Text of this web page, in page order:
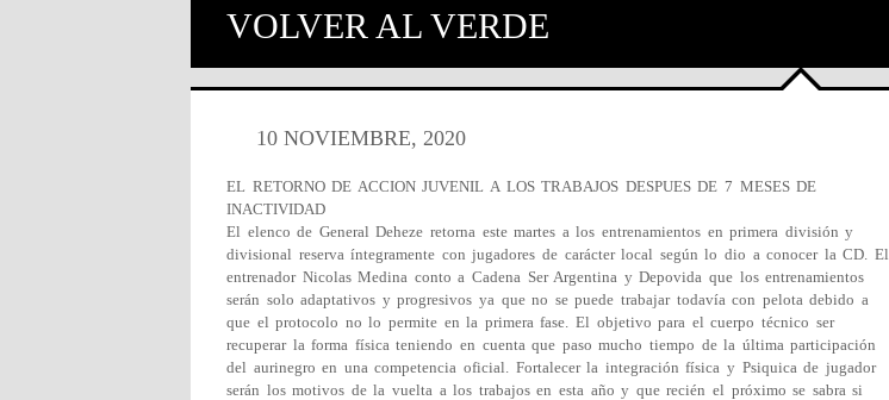
VOLVER AL VERDE
10 NOVIEMBRE, 2020
EL RETORNO DE ACCION JUVENIL A LOS TRABAJOS DESPUES DE 7 MESES DE
INACTIVIDAD
El elenco de General Deheze retorna este martes a los entrenamientos en primera división y
divisional reserva íntegramente con jugadores de carácter local según lo dio a conocer la CD. El
entrenador Nicolas Medina conto a Cadena Ser Argentina y Depovida que los entrenamientos
serán solo adaptativos y progresivos ya que no se puede trabajar todavía con pelota debido a
que el protocolo no lo permite en la primera fase. El objetivo para el cuerpo técnico ser
recuperar la forma física teniendo en cuenta que paso mucho tiempo de la última participación
del aurinegro en una competencia oficial. Fortalecer la integración física y Psiquica de jugador
serán los motivos de la vuelta a los trabajos en esta año y que recién el próximo se sabra si